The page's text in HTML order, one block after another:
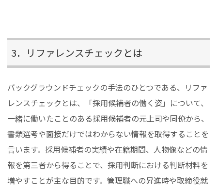
3．リファレンスチェックとは
バックグラウンドチェックの手法のひとつである、リファ
レンスチェックとは、「採用候補者の働く姿」について、
一緒に働いたことのある採用候補者の元上司や同僚から、
書類選考や面接だけではわからない情報を取得することを
言います。採用候補者の実績や在籍期間、人物像などの情
報を第三者から得ることで、採用判断における判断材料を
増やすことが主な目的です。管理職への昇進時や取締役就